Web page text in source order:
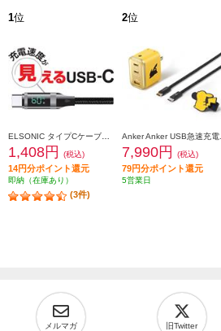
1位
1,408円 (税込)
14円分ポイント還元
即納（在庫あり）
(3件)
2位
7,990円 (税込)
79円分ポイント還元
5営業日
メルマガ 旧Twitter